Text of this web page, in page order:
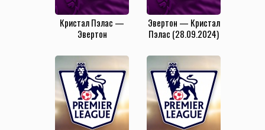
Кристал Пэлас —
Эвертон
Эвертон — Кристал
Пэлас (28.09.2024)